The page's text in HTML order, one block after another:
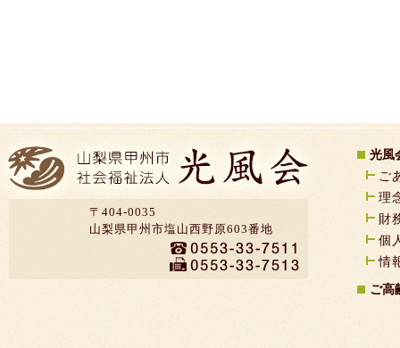
〒404-0035
山梨県甲州市塩山西野原603番地
光風
ご
理
財
個
情
ご高